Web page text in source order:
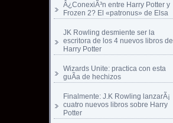
Â¿ConexiÃ³n entre Harry Potter y
Frozen 2? El «patronus» de Elsa
JK Rowling desmiente ser la
escritora de los 4 nuevos libros de
Harry Potter
Wizards Unite: practica con esta
guÃ­a de hechizos
Finalmente: J.K Rowling lanzarÃ¡
cuatro nuevos libros sobre Harry
Potter